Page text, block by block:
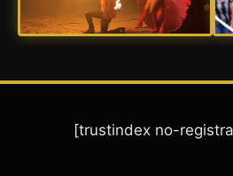
[trustindex no-